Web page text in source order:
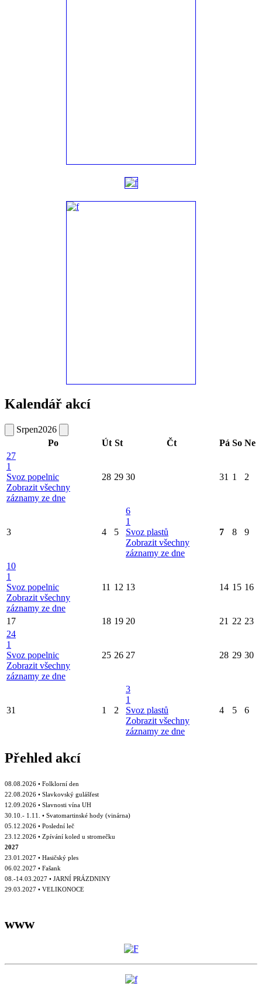
Kalendář akcí
Srpen2026
Po
Út St Čt Pá So Ne
27
1
Svoz popelnic
Zobrazit všechny
záznamy ze dne
28 29 30 31 1 2
3 4 5
6
1
Svoz plastů
Zobrazit všechny
záznamy ze dne
7 8 9
10
1
Svoz popelnic
Zobrazit všechny
záznamy ze dne
11 12 13 14 15 16
17 18 19 20 21 22 23
24
1
Svoz popelnic
Zobrazit všechny
záznamy ze dne
25 26 27 28 29 30
31 1 2
3
1
Svoz plastů
Zobrazit všechny
záznamy ze dne
4 5 6
Přehled akcí
08.08.2026 • Folklorní den
22.08.2026 • Slavkovský gulášfest
12.09.2026 • Slavnosti vína UH
30.10.- 1.11. • Svatomartinské hody (vinárna)
05.12.2026 • Poslední leč
23.12.2026 • Zpívání koled u stromečku
2027
23.01.2027 • Hasičský ples
06.02.2027 • Fašank
08.-14.03.2027 • JARNÍ PRÁZDNINY
29.03.2027 • VELIKONOCE
www